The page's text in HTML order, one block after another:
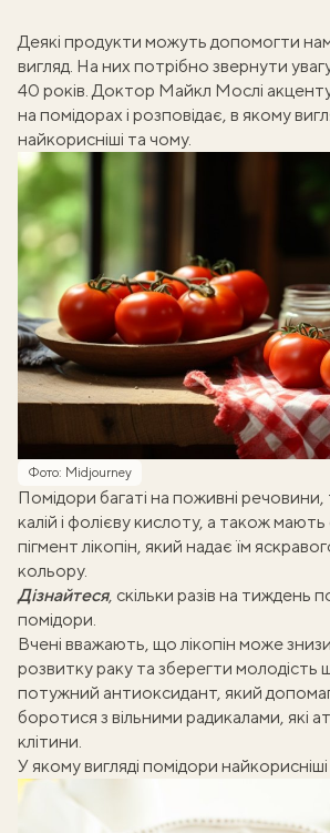
Деякі продукти можуть допомогти
вигляд. На них потрібно звернути
40 років. Доктор Майкл Мослі
на помідорах і розповідає, в якому
найкорисніші та чому.
Фото: Midjourney
Помідори багаті на поживні речовини,
калій і фолієву кислоту, а також мають
пігмент лікопін, який надає їм
кольору.
Дізнайтеся, скільки разів на тиждень
помідори.
Вчені вважають, що лікопін може
розвитку раку та зберегти молодість
потужний антиоксидант, який
боротися з вільними радикалами, які
клітини.
У якому вигляді помідори найкорисніші